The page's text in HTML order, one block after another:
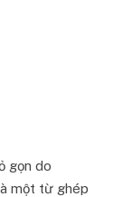
gọn do
một từ ghép